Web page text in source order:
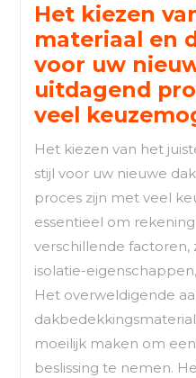
Het kiezen
materiaal en
voor uw
uitdagend
veel
Het kiezen van het
stijl voor uw nieuwe
proces zijn met veel
essentieel om
verschillende factoren,
isolatie-
Het overweldigende
moeilijk maken om
beslissing te nemen.